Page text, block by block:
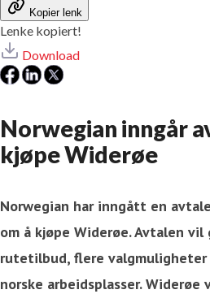
Kopier lenk
Lenke kopiert!
Download
Norwegian inngår
kjøpe Widerøe
Norwegian har inngått en
om å kjøpe Widerøe. Avtalen
rutetilbud, flere
norske arbeidsplasser.